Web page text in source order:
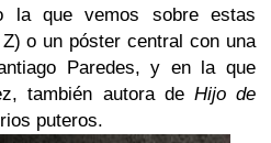
la que vemos sobre estas
o un póster central con una
Paredes, y en la que
también autora deHijo de
puteros.